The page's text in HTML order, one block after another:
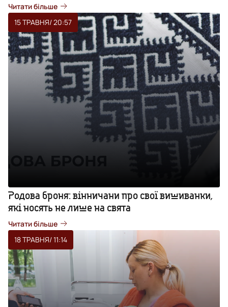
Читати більше
15 ТРАВНЯ/ 20:57
Родова броня: вінничани про свої вишиванки,
які носять не лише на свята
Читати більше
18 ТРАВНЯ/ 11:14